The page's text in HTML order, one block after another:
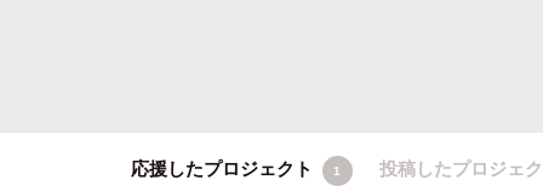
応援したプロジェクト 1 投稿したプロジェ